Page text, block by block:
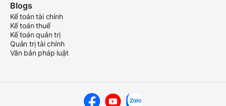
Blogs
Kế toán tài chính
Kế toán thuế
Kế toán quản trị
Quản trị tài chính
Văn bản pháp luật